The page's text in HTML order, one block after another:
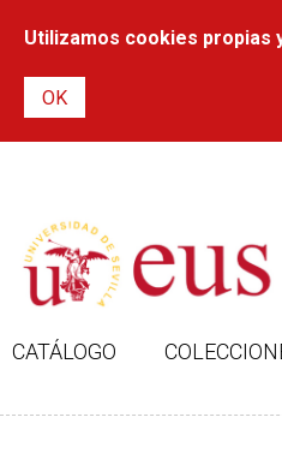
Utilizamos cookies propias
CATÁLOGO